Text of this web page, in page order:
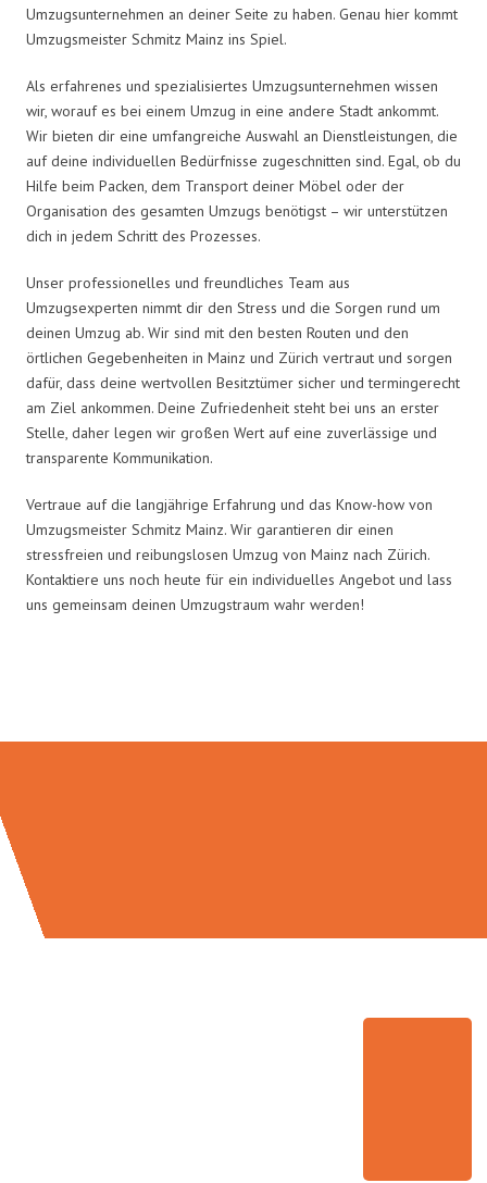
Umzugsunternehmen an deiner Seite zu haben. Genau hier kommt
Umzugsmeister Schmitz Mainz ins Spiel.
Als erfahrenes und spezialisiertes Umzugsunternehmen wissen
wir, worauf es bei einem Umzug in eine andere Stadt ankommt.
Wir bieten dir eine umfangreiche Auswahl an Dienstleistungen, die
auf deine individuellen Bedürfnisse zugeschnitten sind. Egal, ob du
Hilfe beim Packen, dem Transport deiner Möbel oder der
Organisation des gesamten Umzugs benötigst – wir unterstützen
dich in jedem Schritt des Prozesses.
Unser professionelles und freundliches Team aus
Umzugsexperten nimmt dir den Stress und die Sorgen rund um
deinen Umzug ab. Wir sind mit den besten Routen und den
örtlichen Gegebenheiten in Mainz und Zürich vertraut und sorgen
dafür, dass deine wertvollen Besitztümer sicher und termingerecht
am Ziel ankommen. Deine Zufriedenheit steht bei uns an erster
Stelle, daher legen wir großen Wert auf eine zuverlässige und
transparente Kommunikation.
Vertraue auf die langjährige Erfahrung und das Know-how von
Umzugsmeister Schmitz Mainz. Wir garantieren dir einen
stressfreien und reibungslosen Umzug von Mainz nach Zürich.
Kontaktiere uns noch heute für ein individuelles Angebot und lass
uns gemeinsam deinen Umzugstraum wahr werden!